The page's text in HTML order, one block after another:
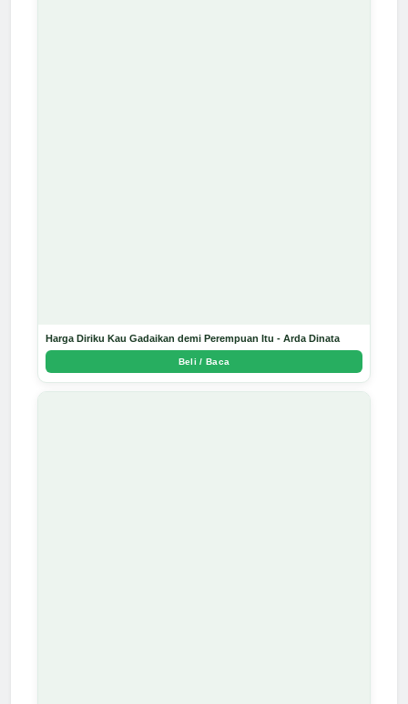
Harga Diriku Kau Gadaikan demi Perempuan Itu - Arda Dinata
Beli / Baca